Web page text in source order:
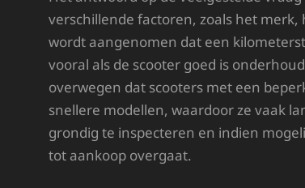
verschillende factoren, zoals het
wordt aangenomen dat een
vooral als de scooter goed is
overwegen dat scooters met een
snellere modellen, waardoor ze vaak
grondig te inspecteren en indien
tot aankoop overgaat.